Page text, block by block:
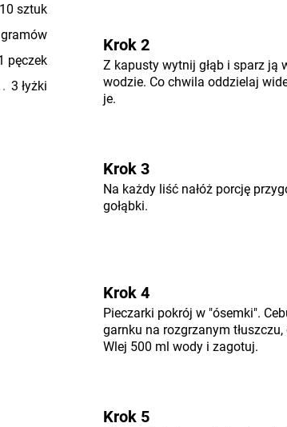
10 sztuk
pęczek
3 łyżki
Krok 2
Z kapusty wytnij głąb i sparz ją
wodzie. Co chwila oddzielaj
je.
Krok 3
Na każdy liść nałóż porcję
gołąbki.
Krok 4
Pieczarki pokrój w "ósemki".
garnku na rozgrzanym
Wlej 500 ml wody i zagotuj.
Krok 5